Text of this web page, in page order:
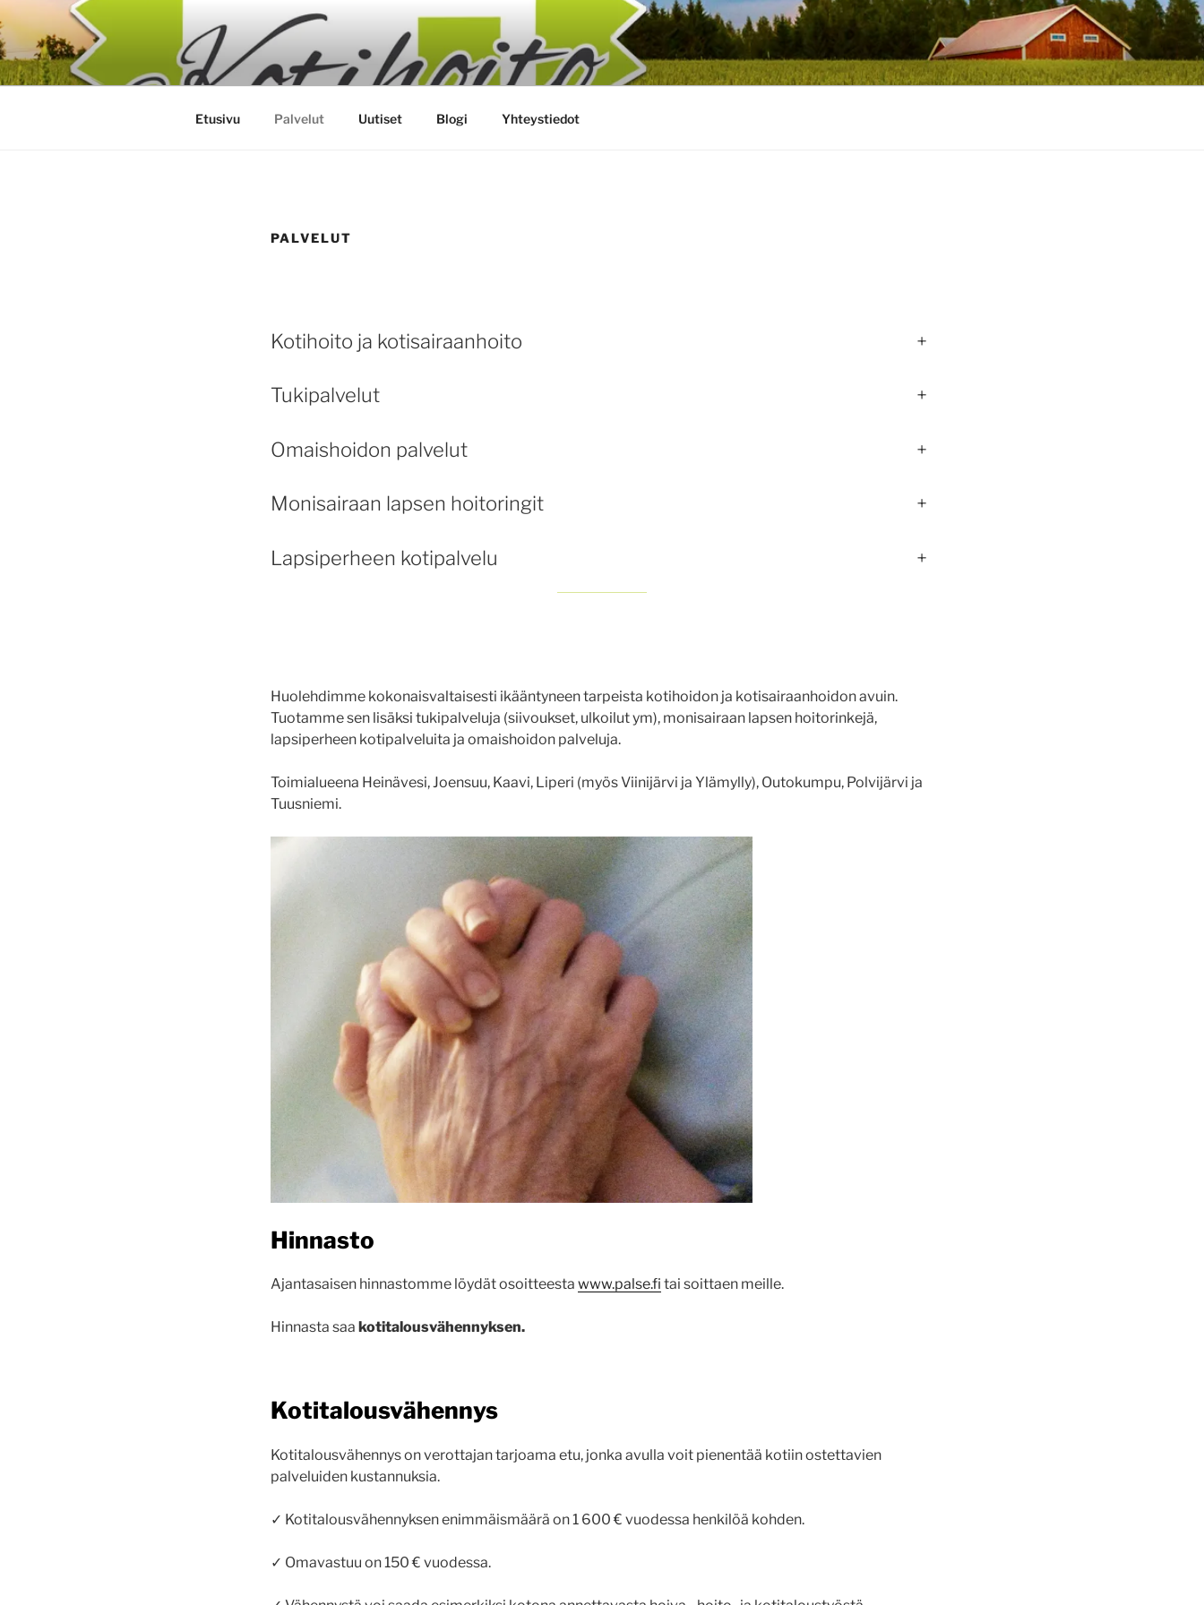
Siirry
sisältöön
ITÄ-SUOMEN KOTIHOITO HYMYNKARE
Etusivu Palvelut Uutiset Blogi Yhteystiedot
PALVELUT
Kotihoito ja kotisairaanhoito +
Tukipalvelut +
Omaishoidon palvelut +
Monisairaan lapsen hoitoringit +
Lapsiperheen kotipalvelu +
Huolehdimme kokonaisvaltaisesti ikääntyneen tarpeista kotihoidon ja kotisairaanhoidon avuin.
Tuotamme sen lisäksi tukipalveluja (siivoukset, ulkoilut ym), monisairaan lapsen hoitorinkejä,
lapsiperheen kotipalveluita ja omaishoidon palveluja.
Toimialueena Heinävesi, Joensuu, Kaavi, Liperi (myös Viinijärvi ja Ylämylly), Outokumpu, Polvijärvi ja
Tuusniemi.
Hinnasto
Ajantasaisen hinnastomme löydät osoitteesta www.palse.fi tai soittaen meille.
Hinnasta saa kotitalousvähennyksen.
Kotitalousvähennys
Kotitalousvähennys on verottajan tarjoama etu, jonka avulla voit pienentää kotiin ostettavien
palveluiden kustannuksia.
✓ Kotitalousvähennyksen enimmäismäärä on 1 600 € vuodessa henkilöä kohden.
✓ Omavastuu on 150 € vuodessa.